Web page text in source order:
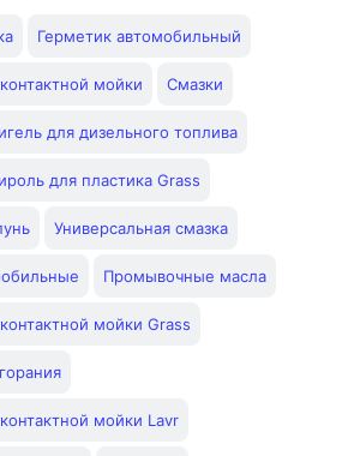
Герметик автомобильный
мойки Смазки
для дизельного топлива
для пластика Grass
Универсальная смазка
Промывочные масла
мойки Grass
мойки Lavr